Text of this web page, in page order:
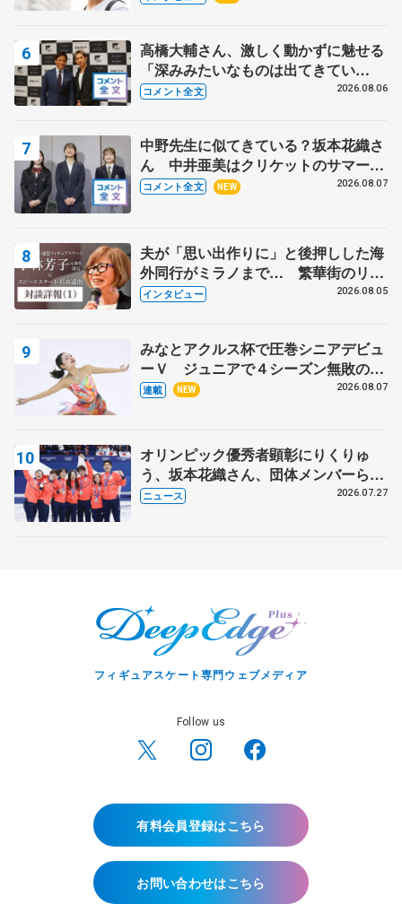
高橋大輔さん、激しく動かずに魅せる
「深みみたいなものは出てきてい
る？」 〝兄さん〟と慕うレジェンド
コメント全文 2026.08.06
中野先生に似てきている？坂本花織さ
ん 中井亜美はクリケットのサマーキ
ャンプに 島田麻央はたくさん試合に
コメント全文 NEW 2026.08.07
夫が「思い出作りに」と後押しした海
外同行がミラノまで… 繁華街のリン
クでは不良のお兄さんも味方に 小林
インタビュー 2026.08.05
みなとアクルス杯で圧巻シニアデビュ
ーＶ ジュニアで４シーズン無敗の島
田麻央
連載 NEW 2026.08.07
オリンピック優秀者顕彰にりくりゅ
う、坂本花織さん、団体メンバーら
8月7日に文科省が表彰式、ブルーノ・
ニュース 2026.07.27
フィギュアスケート専門ウェブメディア
Follow us
有料会員登録はこちら
お問い合わせはこちら